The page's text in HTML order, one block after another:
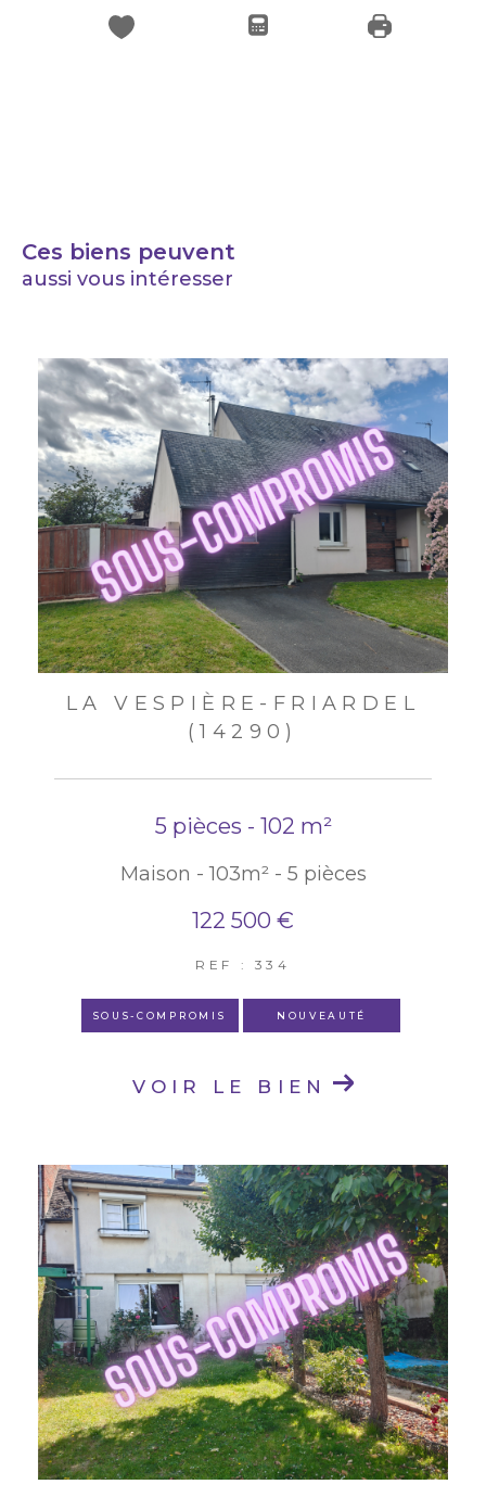
Ces biens peuvent
aussi vous intéresser
LA VESPIÈRE-FRIARDEL
(14290)
5 pièces - 102 m²
Maison - 103m² - 5 pièces
122 500 €
REF : 334
SOUS-COMPROMIS NOUVEAUTÉ
VOIR LE BIEN